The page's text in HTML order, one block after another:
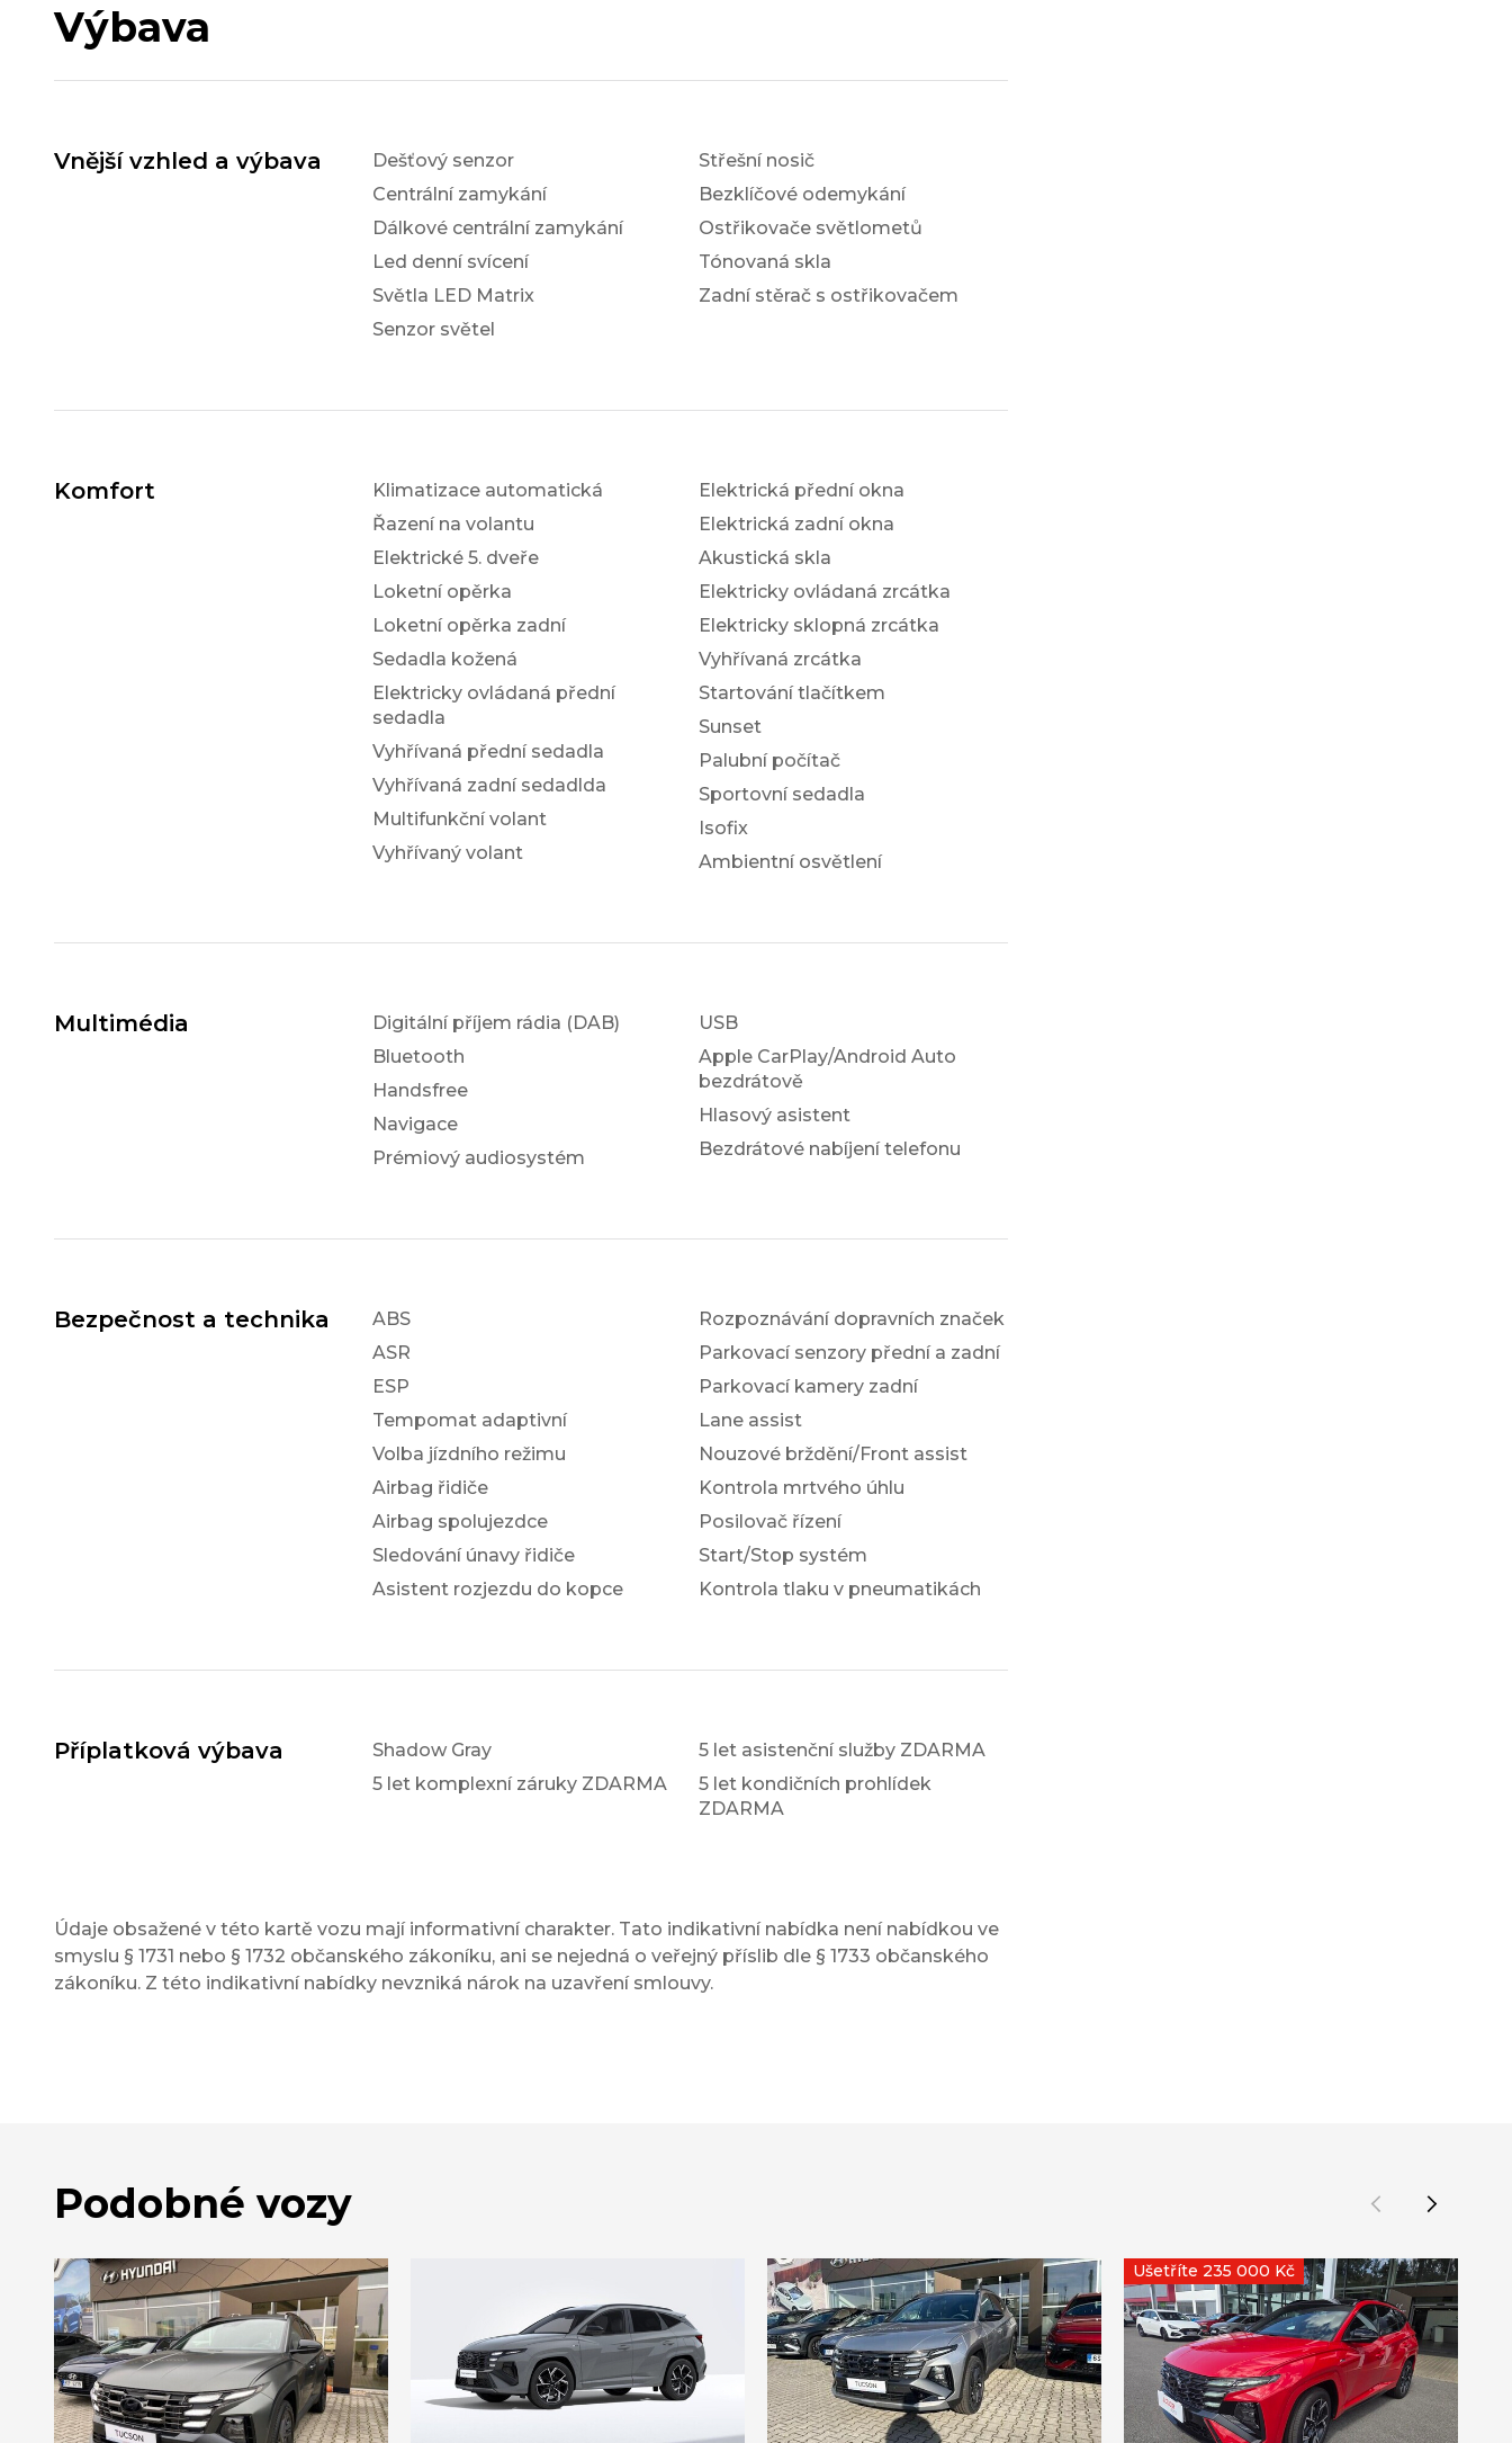
Výbava
Vnější vzhled a výbava
Dešťový senzor
Centrální zamykání
Dálkové centrální zamykání
Led denní svícení
Světla LED Matrix
Senzor světel
Střešní nosič
Bezklíčové odemykání
Ostřikovače světlometů
Tónovaná skla
Zadní stěrač s ostřikovačem
Komfort
Klimatizace automatická
Řazení na volantu
Elektrické 5. dveře
Loketní opěrka
Loketní opěrka zadní
Sedadla kožená
Elektricky ovládaná přední
sedadla
Vyhřívaná přední sedadla
Vyhřívaná zadní sedadlda
Multifunkční volant
Vyhřívaný volant
Elektrická přední okna
Elektrická zadní okna
Akustická skla
Elektricky ovládaná zrcátka
Elektricky sklopná zrcátka
Vyhřívaná zrcátka
Startování tlačítkem
Sunset
Palubní počítač
Sportovní sedadla
Isofix
Ambientní osvětlení
Multimédia
Digitální příjem rádia (DAB)
Bluetooth
Handsfree
Navigace
Prémiový audiosystém
USB
Apple CarPlay/Android Auto
bezdrátově
Hlasový asistent
Bezdrátové nabíjení telefonu
Bezpečnost a technika
ABS
ASR
ESP
Tempomat adaptivní
Volba jízdního režimu
Airbag řidiče
Airbag spolujezdce
Sledování únavy řidiče
Asistent rozjezdu do kopce
Rozpoznávání dopravních značek
Parkovací senzory přední a zadní
Parkovací kamery zadní
Lane assist
Nouzové brždění/Front assist
Kontrola mrtvého úhlu
Posilovač řízení
Start/Stop systém
Kontrola tlaku v pneumatikách
Příplatková výbava
Shadow Gray
5 let komplexní záruky ZDARMA
5 let asistenční služby ZDARMA
5 let kondičních prohlídek
ZDARMA
Údaje obsažené v této kartě vozu mají informativní charakter. Tato indikativní nabídka není nabídkou ve
smyslu § 1731 nebo § 1732 občanského zákoníku, ani se nejedná o veřejný příslib dle § 1733 občanského
zákoníku. Z této indikativní nabídky nevzniká nárok na uzavření smlouvy.
Podobné vozy
Ušetříte 235 000 Kč